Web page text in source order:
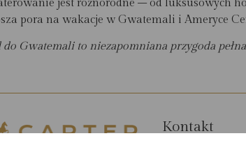
jest różnorodne – od luksusowych
pora na wakacje w Gwatemali i Ameryce
do Gwatemali to niezapomniana przygoda
Kontakt